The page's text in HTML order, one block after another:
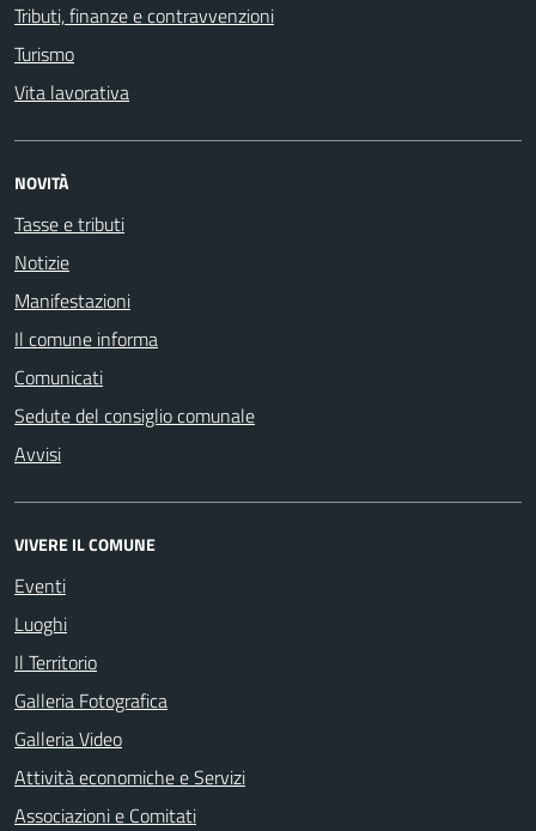
Tributi, finanze e contravvenzioni
Turismo
Vita lavorativa
NOVITÀ
Tasse e tributi
Notizie
Manifestazioni
Il comune informa
Comunicati
Sedute del consiglio comunale
Avvisi
VIVERE IL COMUNE
Eventi
Luoghi
Il Territorio
Galleria Fotografica
Galleria Video
Attività economiche e Servizi
Associazioni e Comitati